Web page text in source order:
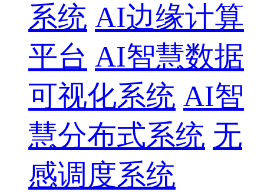
系统 AI边缘计算
平台 AI智慧数据
可视化系统 AI智
慧分布式系统 无
感调度系统